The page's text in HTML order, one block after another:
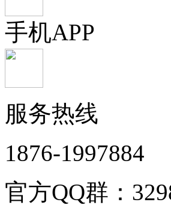
手机APP
服务热线
1876-1997884
官方QQ群：